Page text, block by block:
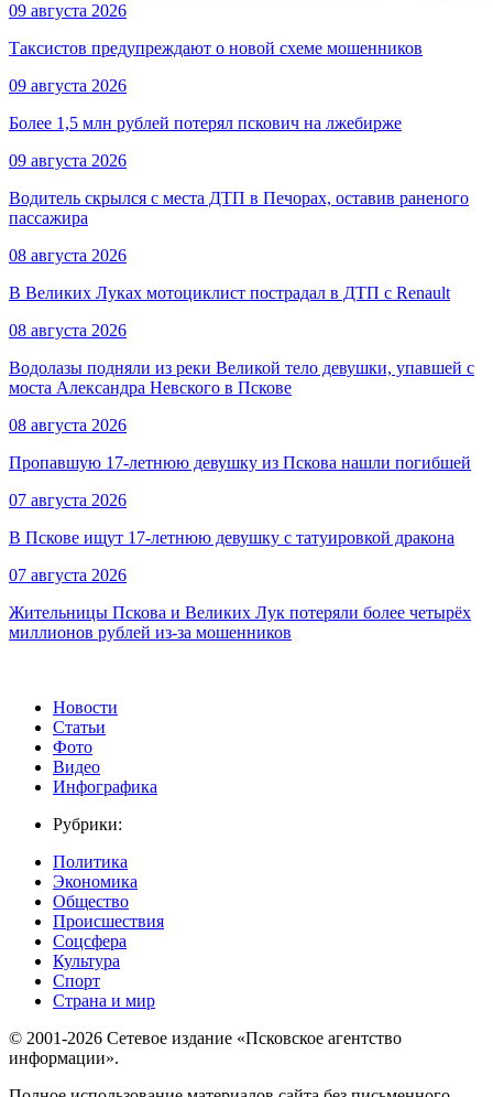
09 августа 2026
Таксистов предупреждают о новой схеме мошенников
09 августа 2026
Более 1,5 млн рублей потерял пскович на лжебирже
09 августа 2026
Водитель скрылся с места ДТП в Печорах, оставив раненого
пассажира
08 августа 2026
В Великих Луках мотоциклист пострадал в ДТП с Renault
08 августа 2026
Водолазы подняли из реки Великой тело девушки, упавшей с
моста Александра Невского в Пскове
08 августа 2026
Пропавшую 17-летнюю девушку из Пскова нашли погибшей
07 августа 2026
В Пскове ищут 17‑летнюю девушку с татуировкой дракона
07 августа 2026
Жительницы Пскова и Великих Лук потеряли более четырёх
миллионов рублей из-за мошенников
Новости
Статьи
Фото
Видео
Инфографика
Рубрики:
Политика
Экономика
Общество
Происшествия
Соцсфера
Культура
Спорт
Страна и мир
© 2001-2026 Сетевое издание «Псковское агентство
информации».